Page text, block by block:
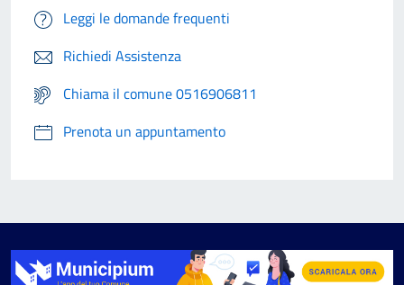
Leggi le domande frequenti
Richiedi Assistenza
Chiama il comune 0516906811
Prenota un appuntamento